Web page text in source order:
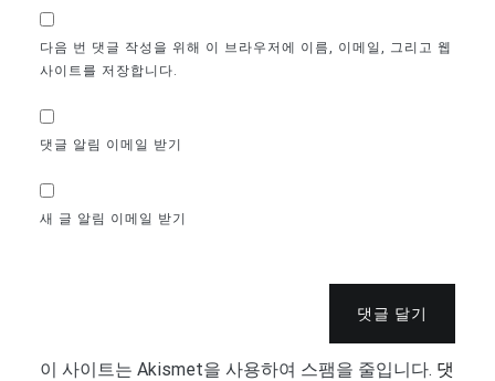
다음 번 댓글 작성을 위해 이 브라우저에 이름, 이메일, 그리고 웹
사이트를 저장합니다.
댓글 알림 이메일 받기
새 글 알림 이메일 받기
댓글 달기
이 사이트는 Akismet을 사용하여 스팸을 줄입니다. 댓